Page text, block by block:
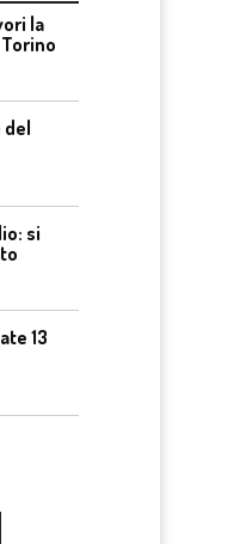
la
del
si
13